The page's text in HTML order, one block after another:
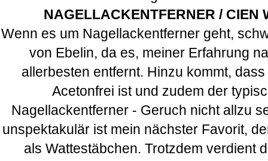
NAGELLACKENTFERNER / CIEN
Wenn es um Nagellackentferner geht,
von Ebelin, da es, meiner Erfahrung
allerbesten entfernt. Hinzu kommt,
Acetonfrei ist und zudem der
Nagellackentferner - Geruch nicht allzu
unspektakulär ist mein nächster Favorit,
als Wattestäbchen. Trotzdem verdient